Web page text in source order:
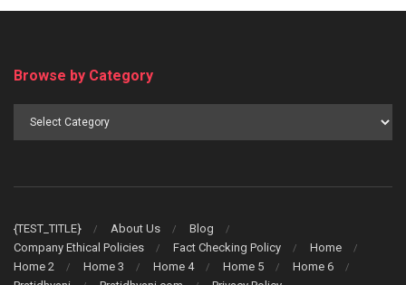
Browse by Category
{TEST_TITLE} About Us
Blog
Company Ethical Policies
Fact Checking Policy
Home
Home 2
Home 3 Home 4 Home 5
Home 6